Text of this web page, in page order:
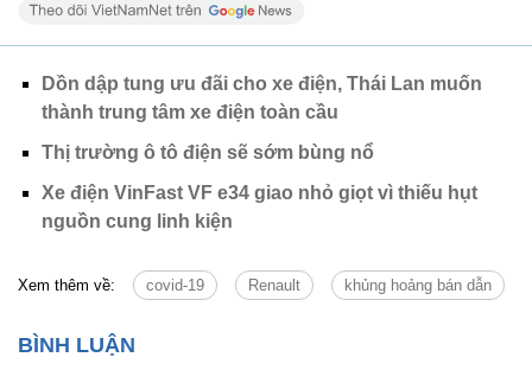
Dồn dập tung ưu đãi cho xe điện, Thái Lan muốn
thành trung tâm xe điện toàn cầu
Thị trường ô tô điện sẽ sớm bùng nổ
Xe điện VinFast VF e34 giao nhỏ giọt vì thiếu hụt
nguồn cung linh kiện
Xem thêm về: covid-19 Renault khủng hoảng bán dẫn